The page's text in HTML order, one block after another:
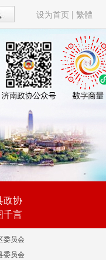
设为首页 | 繁體
政协
千言
委员会
委员会